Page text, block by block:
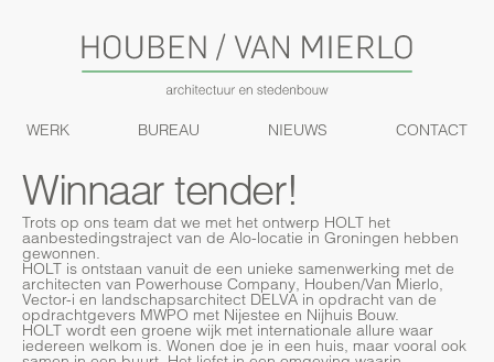
WERK BUREAU NIEUWS CONTACT
Winnaar tender!
Trots op ons team dat we met het ontwerp HOLT het
aanbestedingstraject van de Alo-locatie in Groningen hebben
gewonnen.
HOLT is ontstaan vanuit de een unieke samenwerking met de
architecten van Powerhouse Company, Houben/Van Mierlo,
Vector-i en landschapsarchitect DELVA in opdracht van de
opdrachtgevers MWPO met Nijestee en Nijhuis Bouw.
HOLT wordt een groene wijk met internationale allure waar
iedereen welkom is. Wonen doe je in een huis, maar vooral ook